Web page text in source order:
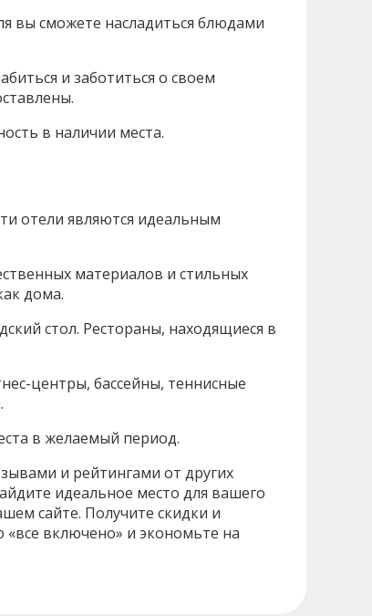
вы сможете насладиться блюдами
и заботиться о своем
в наличии места.
отели являются идеальным
материалов и стильных
дома.
стол. Рестораны, находящиеся в
центры, бассейны, теннисные
в желаемый период.
и рейтингами от других
идеальное место для вашего
сайте. Получите скидки и
включено» и экономьте на